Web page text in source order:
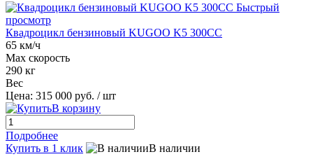
Быстрый
просмотр
Квадроцикл бензиновый KUGOO K5 300СС
65 км/ч
Max скорость
290 кг
Вес
Цена: 315 000 руб. / шт
В корзину
Подробнее
Купить в 1 клик
В наличии